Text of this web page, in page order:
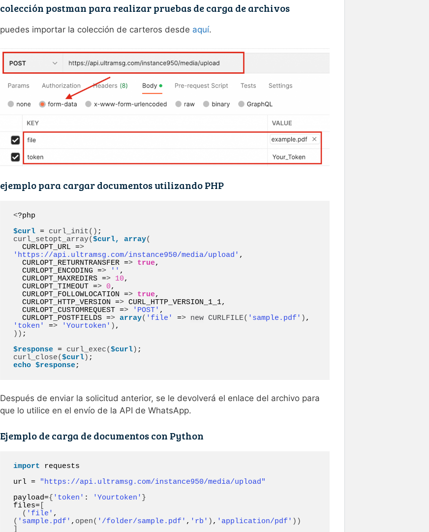
colección postman para realizar pruebas de carga de archivos
puedes importar la colección de carteros desde aquí.
ejemplo para cargar documentos utilizando PHP
<?php
$curl = curl_init()
curl_setopt_array($curl, array(
  CURLOPT_URL =
>
'https://api.ultramsg.com/instance950/media/upload' ,
  CURLOPT_RETURNTRANSFER =
> true,
  CURLOPT_ENCODING =
> '' ,
  CURLOPT_MAXREDIRS =
> 10,
  CURLOPT_TIMEOUT =
> 0,
  CURLOPT_FOLLOWLOCATION =
> true,
  CURLOPT_HTTP_VERSION =
> CURL_HTTP_VERSION_1_1,
  CURLOPT_CUSTOMREQUEST =
> 'POST' ,
  CURLOPT_POSTFIELDS =
> array( 'file' => new CURLFILE( 'sample.pdf' )
'token'
=> 'Yourtoken' )
)) ;
$response = curl_exec($curl)
curl_close($curl)
echo $response;
Después de enviar la solicitud anterior, se le devolverá el enlace del archivo para
que lo utilice en el envío de la API de WhatsApp.
Ejemplo de carga de documentos con Python
import requests
url =
"https://api.ultramsg.com/instance950/media/upload"
payload={ 'token' : 'Yourtoken' }
files=
( 'file' ,
( 'sample.pdf' , open( '/folder/sample.pdf' , 'rb' ) , 'application/pdf' ))